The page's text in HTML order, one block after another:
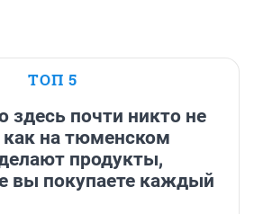
ТОП 5
здесь почти никто не
как на тюменском
продукты,
вы покупаете каждый